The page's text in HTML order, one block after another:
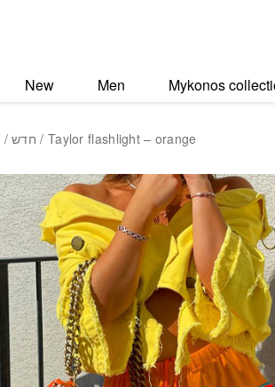
New Men Mykonos
/חדש / Taylor flashlight – orange